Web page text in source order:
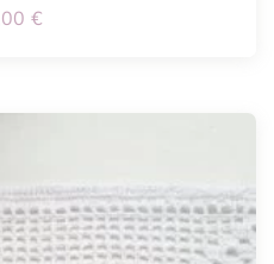
€